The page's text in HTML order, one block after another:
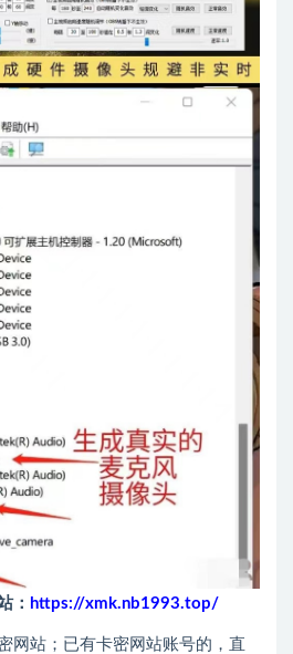
： https://xmk.nb1993.top/
网站；已有卡密网站账号的，直